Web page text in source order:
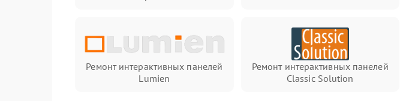
Ремонт интерактивных панелей
Lumien
Ремонт интерактивных панелей
Classic Solution